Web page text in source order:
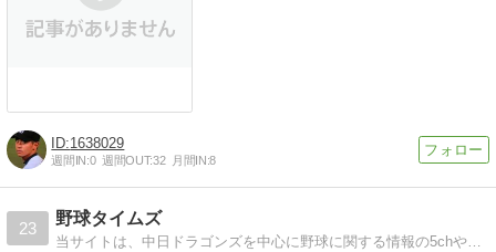
1638029
週間IN:0 週間OUT:32 月間IN:8
23
野球タイムズ
当サイトは、中日ドラゴンズを中心に野球に関する情報の5chやTwitterの声等をまとめています。